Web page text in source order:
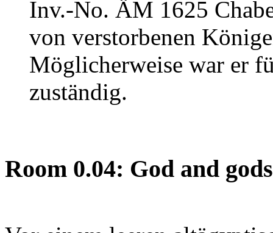
Inv.-No. ÄM 1625
von verstorbenen
Möglicherweise war er
zuständig.
Room 0.04: God and gods